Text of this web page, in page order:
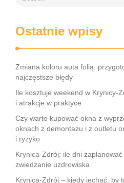
Ostatnie wpisy
Zmiana koloru auta folią:
najczęstsze błędy
Ile kosztuje weekend w Krynicy-
i atrakcje w praktyce
Czy warto kupować okna z
oknach z demontażu i z outletu
i ryzyko
Krynica-Zdrój: ile dni
zwiedzanie uzdrowiska
Krynica-Zdrój – kiedy jechać, by